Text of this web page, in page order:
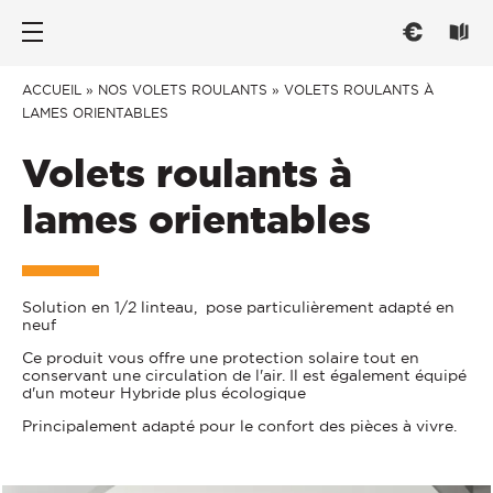
Nos portes d’entrée
PAR TYPE
Portes d’entrée
Portes de service
Portes grand trafic
PAR STYLE
Traditionnelle
Contemporaine
Vitrée
Les fenêtres
PAR TYPE
Fenêtre ouvrant à la française
Fenêtre oscillo-battant
Fenêtre et baie coulissante
Fenêtre et baie à galandage
Fenêtre oscillo-coulissante
PAR MATÉRIAU
Fenêtre Aluminium
Conseils
CHOISIR
Trouver l'inspiration
Mieux comprendre
Réglementation
Savoir-Faire français
CONNECTER
Menuiseries connectées
ENTRETENIR
ACCUEIL » NOS VOLETS ROULANTS » VOLETS ROULANTS À
LAMES ORIENTABLES
Volets roulants à
lames orientables
Solution en 1/2 linteau, pose particulièrement adapté en
neuf
Ce produit vous offre une protection solaire tout en
conservant une circulation de l'air. Il est également équipé
d'un moteur Hybride plus écologique
Principalement adapté pour le confort des pièces à vivre.